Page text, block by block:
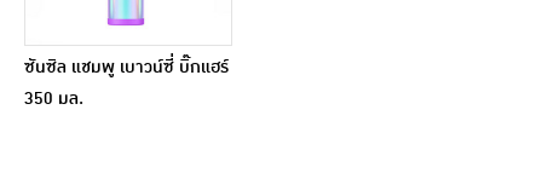
ซันซิล แชมพู เบาวน์ซี่ บิ๊กแฮร์
350 มล.